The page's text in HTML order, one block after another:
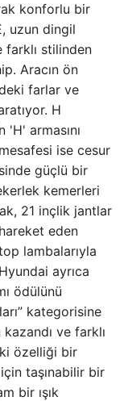
konforlu bir
uzun dingil
farklı stilinden
Aracın ön
farlar ve
H
armasını
ise cesur
güçlü bir
kemerleri
21 inçlik jantlar
eden
lambalarıyla
ayrıca
ödülünü
kategorisine
ve farklı
özelliği bir
taşınabilir bir
bir ışık